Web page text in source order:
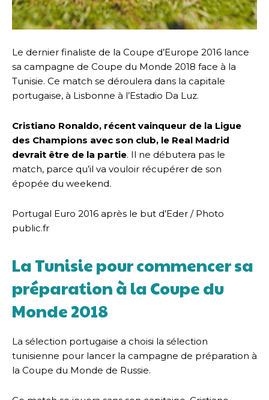
Le dernier finaliste de la Coupe d’Europe 2016 lance
sa campagne de Coupe du Monde 2018 face à la
Tunisie. Ce match se déroulera dans la capitale
portugaise, à Lisbonne à l’Estadio Da Luz.
Cristiano Ronaldo, récent vainqueur de la Ligue
des Champions avec son club, le Real Madrid
devrait être de la partie. Il ne débutera pas le
match, parce qu’il va vouloir récupérer de son
épopée du weekend.
Portugal Euro 2016 après le but d’Eder / Photo
public.fr
La Tunisie pour commencer sa
préparation à la Coupe du
Monde 2018
La sélection portugaise a choisi la sélection
tunisienne pour lancer la campagne de préparation à
la Coupe du Monde de Russie.